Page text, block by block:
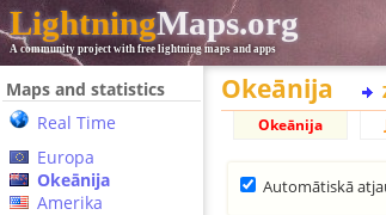
LightningMaps.org
A community project with free lightning maps and apps
Maps and statistics
Real Time
Europa
Okeānija
Amerika
Okeānija
Okeānija
Automātiskā